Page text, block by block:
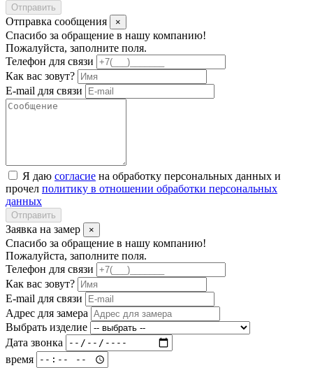
Отправить
Отправка сообщения ×
Спасибо за обращение в нашу компанию!
Пожалуйста, заполните поля.
Телефон для связи
Как вас зовут?
E-mail для связи
Я даю согласие на обработку персональных данных и
прочел политику в отношении обработки персональных
данных
Отправить
Заявка на замер ×
Спасибо за обращение в нашу компанию!
Пожалуйста, заполните поля.
Телефон для связи
Как вас зовут?
E-mail для связи
Адрес для замера
Выбрать изделие
Дата звонка
время